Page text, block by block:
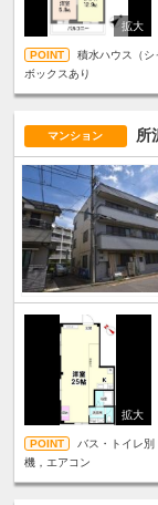
積水ハウス（
ボックスあり
マンション 所
バス・トイレ
機，エアコン